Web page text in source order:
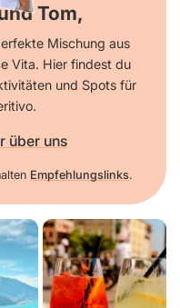
Tom,
Mischung aus
Vita. Hier findest du
und Spots für
über uns
Empfehlungslinks.